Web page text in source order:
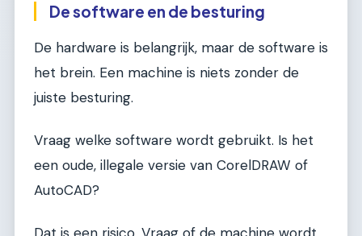
De software en de besturing
De hardware is belangrijk, maar de software is
het brein. Een machine is niets zonder de
juiste besturing.
Vraag welke software wordt gebruikt. Is het
een oude, illegale versie van CorelDRAW of
AutoCAD?